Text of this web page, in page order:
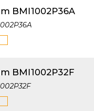
BMI1002P36A
BMI1002P32F